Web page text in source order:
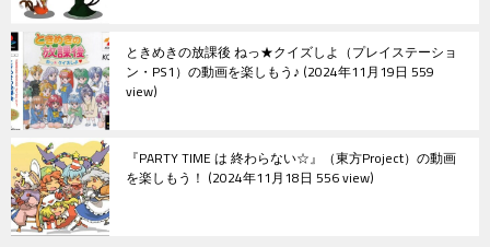
ときめきの放課後 ねっ★クイズしよ（プレイステーショ
ン・PS1）の動画を楽しもう♪ 2024年11月19日 559
view
『PARTY TIME は 終わらない☆』（東方Project）の動画
を楽しもう！ 2024年11月18日 556 view